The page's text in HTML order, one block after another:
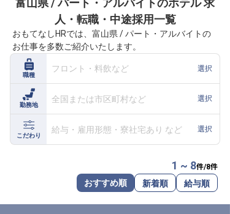
就職・転職 合同説明会
おもてなしHRについて
ご利用の流れ
よくある質問
ホテル・宿泊業界情報コラム
転職サポートに申し込む
富山県 / パート・アルバイトのホテル 求
人・転職・中途採用一覧
おもてなしHRでは、富山県 / パート・アルバイトの
お仕事を多数ご紹介いたします。
職種
フロント・料飲など 選択
勤務地
全国または市区町村など 選択
こだわり
給与・雇用形態・寮社宅あり など 選択
1 ~ 8件/8件
おすすめ順 新着順 給与順